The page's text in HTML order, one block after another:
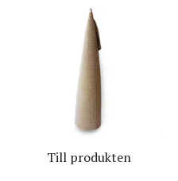
Till produkten